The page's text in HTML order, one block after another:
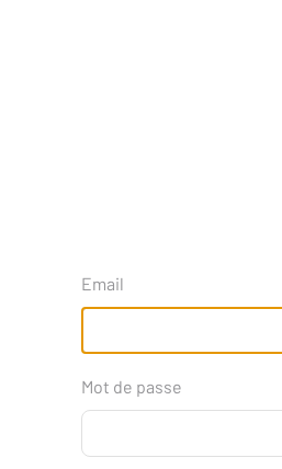
Email
Mot de passe